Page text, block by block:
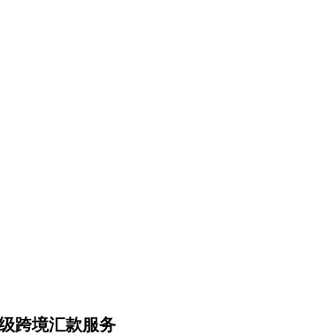
跨境汇款服务